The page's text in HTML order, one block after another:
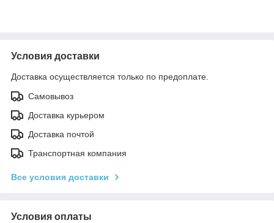
Условия доставки
Доставка осуществляется только по предоплате.
Самовывоз
Доставка курьером
Доставка почтой
Транспортная компания
Все условия доставки
Условия оплаты